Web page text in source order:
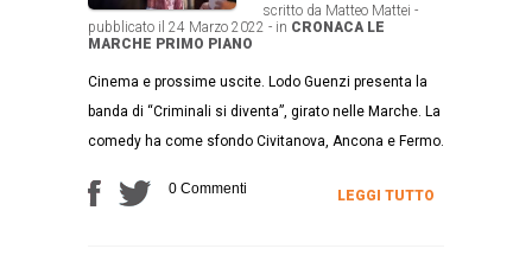
scritto da Matteo Mattei -
pubblicato il 24 Marzo 2022 - in CRONACA LE
MARCHE PRIMO PIANO
Cinema e prossime uscite. Lodo Guenzi presenta la
banda di “Criminali si diventa”, girato nelle Marche. La
comedy ha come sfondo Civitanova, Ancona e Fermo.
0 Commenti LEGGI TUTTO